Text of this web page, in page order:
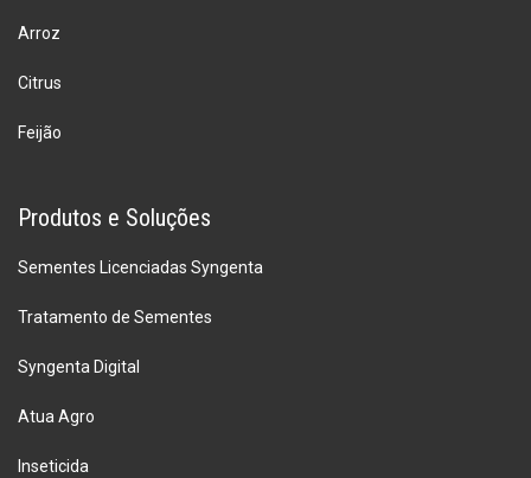
Arroz
Citrus
Feijão
Produtos e Soluções
Sementes Licenciadas Syngenta
Tratamento de Sementes
Syngenta Digital
Atua Agro
Inseticida